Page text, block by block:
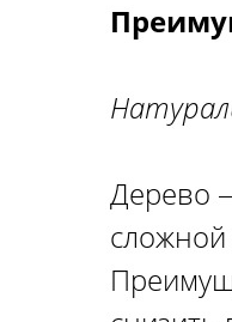
Дерево
сложной